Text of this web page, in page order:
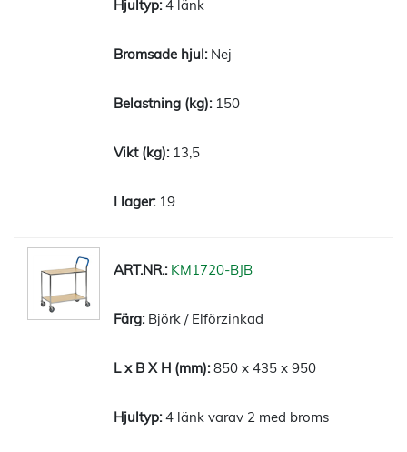
4 länk
Nej
150
13,5
19
KM1720-BJB
Björk / Elförzinkad
850 x 435 x 950
4 länk varav 2 med broms